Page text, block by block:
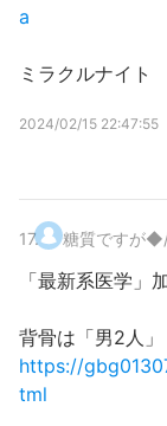
a
ミラクルナイト
2024/02/15 22:47:55
17. 糖質ですが◆/
「最新系医学」
背骨は「男2人」
https://
tml